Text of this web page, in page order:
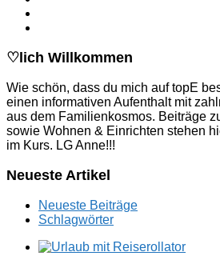
♡lich Willkommen
Wie schön, dass du mich auf topE
einen informativen Aufenthalt mit
aus dem Familienkosmos. Beiträge
sowie Wohnen & Einrichten stehen
im Kurs. LG Anne!!!
Neueste Artikel
Neueste Beiträge
Schlagwörter